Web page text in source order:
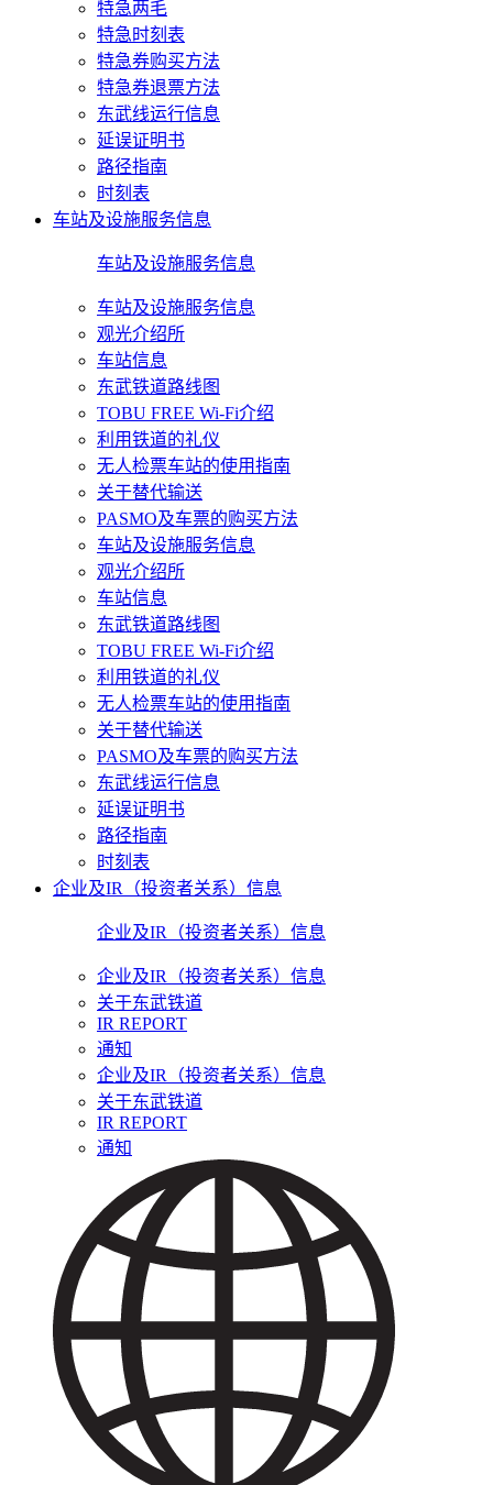
特急两毛
特急时刻表
特急券购买方法
特急券退票方法
东武线运行信息
延误证明书
路径指南
时刻表
车站及设施服务信息
车站及设施服务信息
车站及设施服务信息
观光介绍所
车站信息
东武铁道路线图
TOBU FREE Wi-Fi介绍
利用铁道的礼仪
无人检票车站的使用指南
关于替代输送
PASMO及车票的购买方法
车站及设施服务信息
观光介绍所
车站信息
东武铁道路线图
TOBU FREE Wi-Fi介绍
利用铁道的礼仪
无人检票车站的使用指南
关于替代输送
PASMO及车票的购买方法
东武线运行信息
延误证明书
路径指南
时刻表
企业及IR（投资者关系）信息
企业及IR（投资者关系）信息
企业及IR（投资者关系）信息
关于东武铁道
IR REPORT
通知
企业及IR（投资者关系）信息
关于东武铁道
IR REPORT
通知